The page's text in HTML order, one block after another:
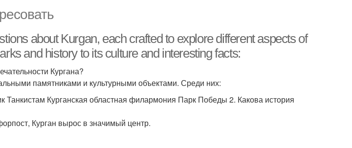
about Kurgan, each crafted to explore different aspects of
and history to its culture and interesting facts:
Кургана?
памятниками и культурными объектами. Среди них:
Танкистам Курганская областная филармония Парк Победы 2. Какова история
Курган вырос в значимый центр.